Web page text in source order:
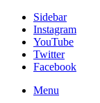
Sidebar
Instagram
YouTube
Twitter
Facebook
Menu